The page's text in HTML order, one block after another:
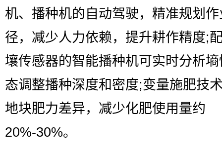
机、播种机的自动驾驶，精准规划
径，减少人力依赖，提升耕作精度;
壤传感器的智能播种机可实时分析
态调整播种深度和密度;变量施肥技
地块肥力差异，减少化肥使用量约
20%-30%。